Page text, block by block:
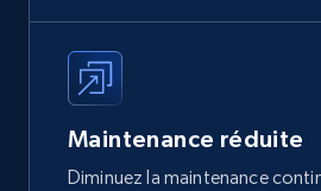
Maintenance réduite
Diminuez la maintenance